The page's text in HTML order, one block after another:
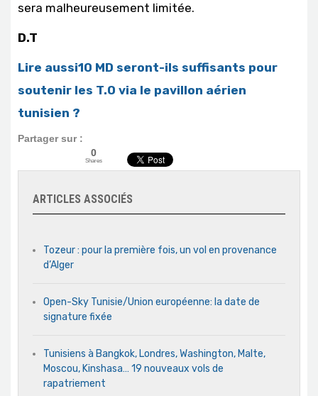
sera malheureusement limitée.
D.T
Lire aussi10 MD seront-ils suffisants pour
soutenir les T.O via le pavillon aérien
tunisien ?
Partager sur :
0
Shares
ARTICLES ASSOCIÉS
Tozeur : pour la première fois, un vol en provenance
d’Alger
Open-Sky Tunisie/Union européenne: la date de
signature fixée
Tunisiens à Bangkok, Londres, Washington, Malte,
Moscou, Kinshasa… 19 nouveaux vols de
rapatriement